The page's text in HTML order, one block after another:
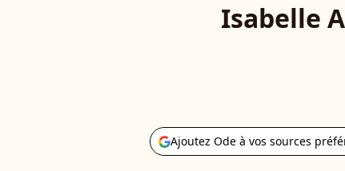
Isabelle
Ajoutez Ode à vos sources